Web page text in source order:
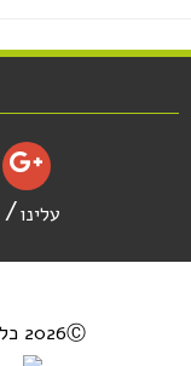
עלינו
2026Ⓒ כל הזכויות שמורות לוומן נט בע"מ